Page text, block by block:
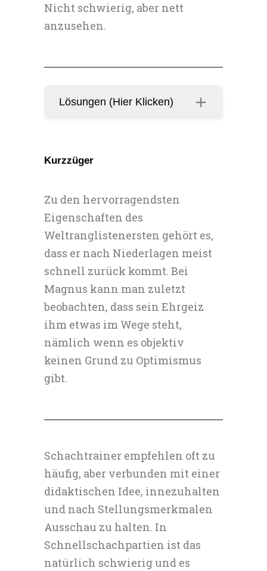
Nicht schwierig, aber nett
anzusehen.
Lösungen (Hier Klicken)
Kurzzüger
Zu den hervorragendsten
Eigenschaften des
Weltranglistenersten gehört es,
dass er nach Niederlagen meist
schnell zurück kommt. Bei
Magnus kann man zuletzt
beobachten, dass sein Ehrgeiz
ihm etwas im Wege steht,
nämlich wenn es objektiv
keinen Grund zu Optimismus
gibt.
Schachtrainer empfehlen oft zu
häufig, aber verbunden mit einer
didaktischen Idee, innezuhalten
und nach Stellungsmerkmalen
Ausschau zu halten. In
Schnellschachpartien ist das
natürlich schwierig und es